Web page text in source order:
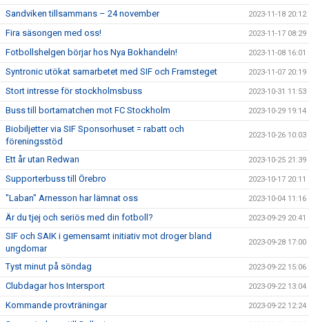
Sandviken tillsammans – 24 november 2023-11-18 20:12
Fira säsongen med oss! 2023-11-17 08:29
Fotbollshelgen börjar hos Nya Bokhandeln! 2023-11-08 16:01
Syntronic utökat samarbetet med SIF och Framsteget 2023-11-07 20:19
Stort intresse för stockholmsbuss 2023-10-31 11:53
Buss till bortamatchen mot FC Stockholm 2023-10-29 19:14
Biobiljetter via SIF Sponsorhuset = rabatt och
föreningsstöd
2023-10-26 10:03
Ett år utan Redwan 2023-10-25 21:39
Supporterbuss till Örebro 2023-10-17 20:11
"Laban" Arnesson har lämnat oss 2023-10-04 11:16
Är du tjej och seriös med din fotboll? 2023-09-29 20:41
SIF och SAIK i gemensamt initiativ mot droger bland
ungdomar
2023-09-28 17:00
Tyst minut på söndag 2023-09-22 15:06
Clubdagar hos Intersport 2023-09-22 13:04
Kommande provträningar 2023-09-22 12:24